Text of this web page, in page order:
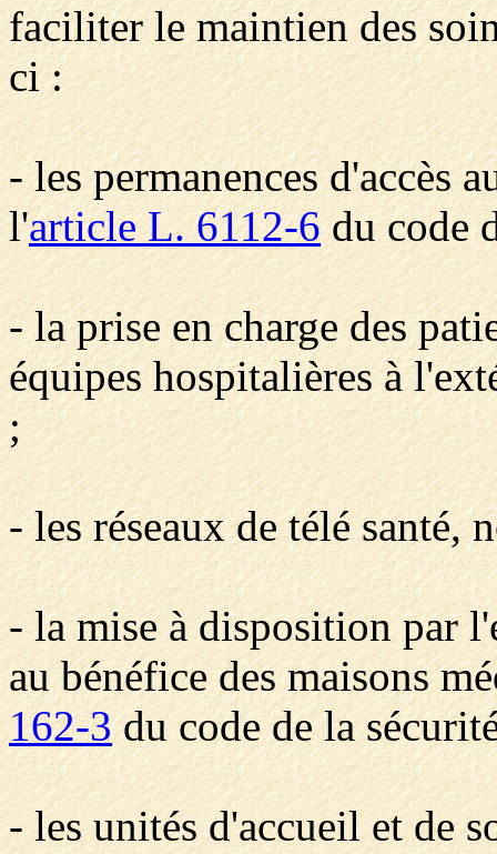
faciliter le maintien des
ci :
- les permanences d'accès
l'article L. 6112-6du code
- la prise en charge des
équipes hospitalières à
;
- les réseaux de télé santé,
- la mise à disposition par
au bénéfice des maisons
162-3du code de la
- les unités d'accueil et de